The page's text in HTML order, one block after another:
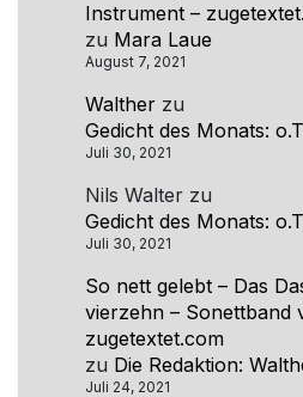
Instrument –
zu Mara Laue
August 7, 2021
Walther zu
Gedicht des Monats:
Juli 30, 2021
Nils Walter zu
Gedicht des Monats:
Juli 30, 2021
So nett gelebt – Das
vierzehn – Sonettband
zugetextet.com
zu Die Redaktion:
Juli 24, 2021